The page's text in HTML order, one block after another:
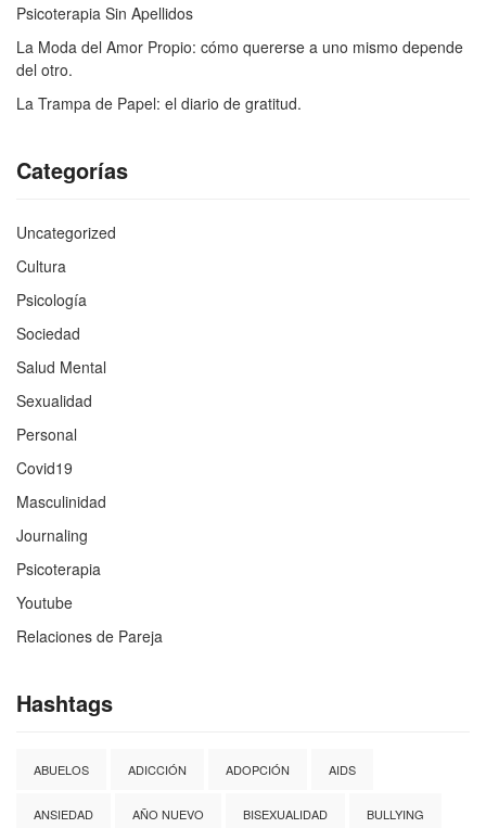
Psicoterapia Sin Apellidos
La Moda del Amor Propio: cómo quererse a uno mismo depende
del otro.
La Trampa de Papel: el diario de gratitud.
Categorías
Uncategorized
Cultura
Psicología
Sociedad
Salud Mental
Sexualidad
Personal
Covid19
Masculinidad
Journaling
Psicoterapia
Youtube
Relaciones de Pareja
Hashtags
ABUELOS ADICCIÓN ADOPCIÓN AIDS
ANSIEDAD AÑO NUEVO BISEXUALIDAD BULLYING